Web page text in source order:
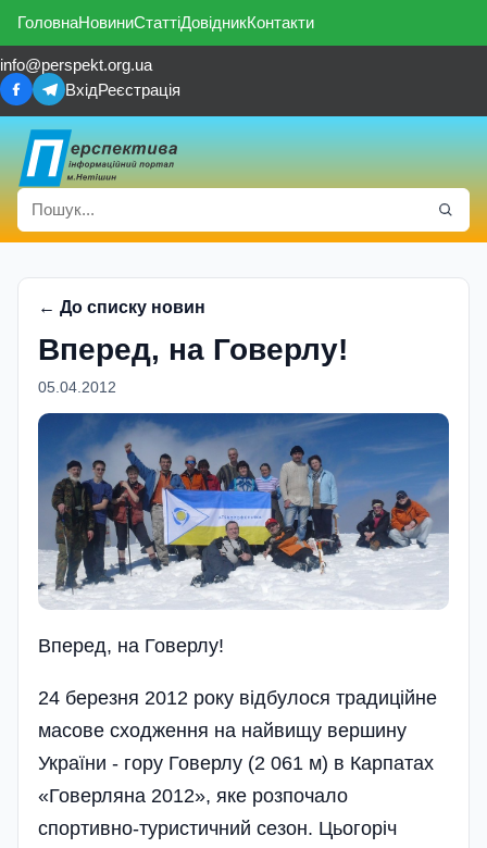
ГоловнаНовиниСтаттіДовідникКонтакти
info@perspekt.org.ua
ВхідРеєстрація
← До списку новин
Вперед, на Говерлу!
05.04.2012
Вперед, на Говерлу!
24 березня 2012 року відбулося традиційне
масове сходження на найвищу вершину
України - гору Говерлу (2 061 м) в Карпатах
«Говерляна 2012», яке розпочало
спортивно-туристичний сезон. Цьогоріч